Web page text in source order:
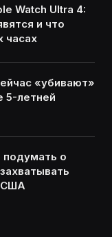
Watch Ultra 4:
и что
часах
«убивают»
5-летней
подумать о
США